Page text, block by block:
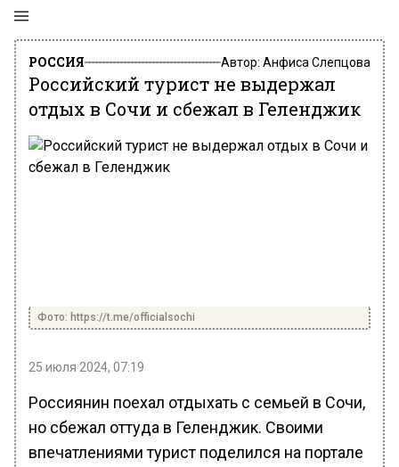
РОССИЯ Автор: Анфиса Слепцова
Российский турист не выдержал
отдых в Сочи и сбежал в Геленджик
Фото: https://t.me/officialsochi
25 июля 2024, 07:19
Россиянин поехал отдыхать с семьей в Сочи,
но сбежал оттуда в Геленджик. Своими
впечатлениями турист поделился на портале